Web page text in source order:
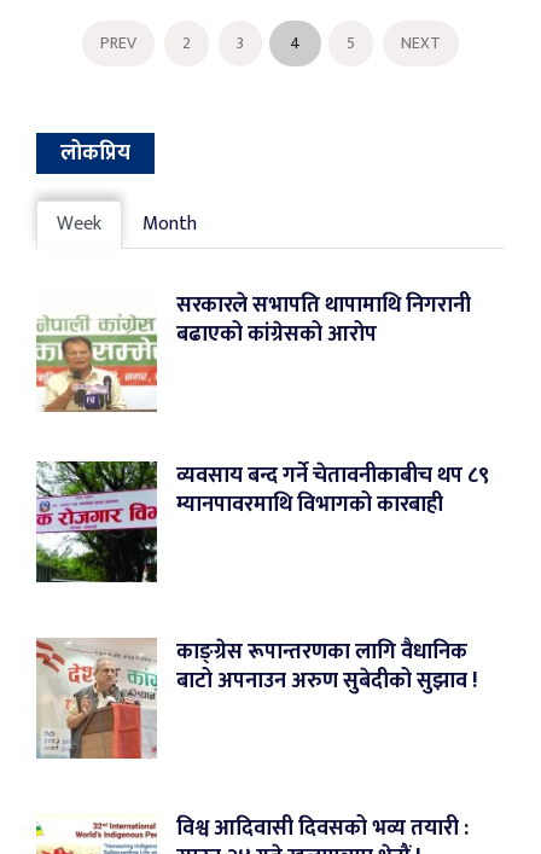
PREV 2 3 4 5 NEXT
लोकप्रिय
Week Month
सरकारले सभापति थापामाथि निगरानी
बढाएको कांग्रेसको आरोप
व्यवसाय बन्द गर्ने चेतावनीकाबीच थप ८९
म्यानपावरमाथि विभागको कारबाही
काङ्ग्रेस रूपान्तरणका लागि वैधानिक
बाटो अपनाउन अरुण सुबेदीको सुझाव !
विश्व आदिवासी दिवसको भव्य तयारी :